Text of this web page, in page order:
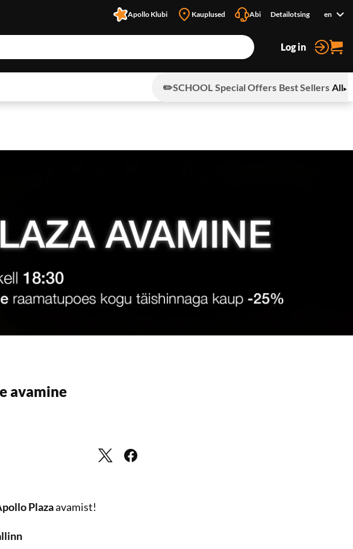
Apollo Klubi Kauplused Abi Detailotsing en
Log in
✏️SCHOOL Special Offers Best Sellers All
avamine
X Meta
Plazaavamist!